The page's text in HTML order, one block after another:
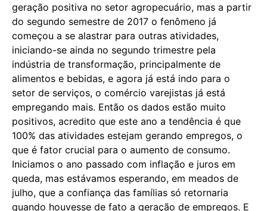
geração positiva no setor agropecuário, mas a partir
do segundo semestre de 2017 o fenômeno já
começou a se alastrar para outras atividades,
iniciando-se ainda no segundo trimestre pela
indústria de transformação, principalmente de
alimentos e bebidas, e agora já está indo para o
setor de serviços, o comércio varejistas já está
empregando mais. Então os dados estão muito
positivos, acredito que este ano a tendência é que
100% das atividades estejam gerando empregos, o
que é fator crucial para o aumento de consumo.
Iniciamos o ano passado com inflação e juros em
queda, mas estávamos esperando, em meados de
julho, que a confiança das famílias só retornaria
quando houvesse de fato a geração de empregos. E